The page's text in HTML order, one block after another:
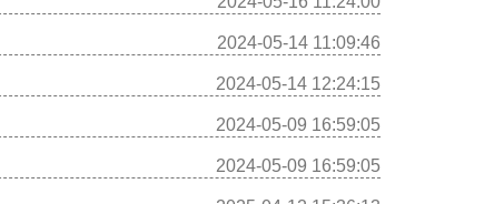
2024-05-14 11:09:46
2024-05-14 12:24:15
2024-05-09 16:59:05
2024-05-09 16:59:05